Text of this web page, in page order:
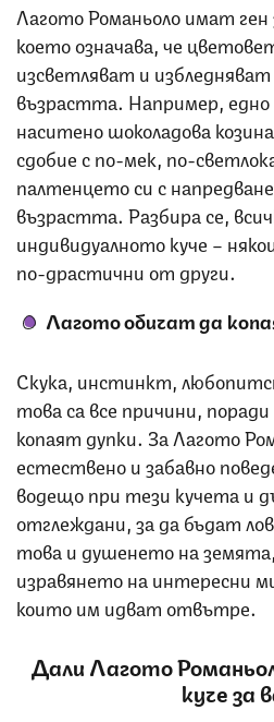
Лагото Романьоло имат ген
което означава, че
изсветляват и
възрастта. Например, едно
наситено шоколадова
сдобие с по-мек, по-
палтенцето си с
възрастта. Разбира се,
индивидуалното куче –
по-драстични от други.
Лагото обичат да
Скука, инстинкт,
това са все причини,
копаят дупки. За Лагото
естествено и забавно
водещо при тези кучета и
отглеждани, за да бъдат
това и душенето на
изравянето на интересни
които им идват отвътре.
Дали Лагото
куче за